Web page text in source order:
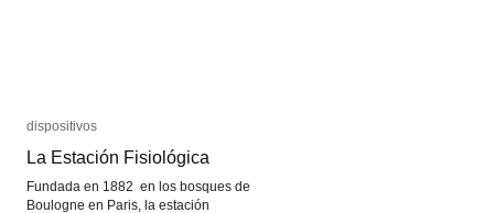
dispositivos
La Estación Fisiológica
Fundada en 1882 en los bosques de
Boulogne en Paris, la estación
dispositivos
La Estación Fisiológica